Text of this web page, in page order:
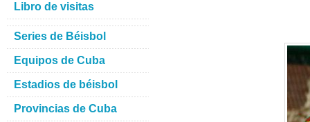
Libro de visitas
Series de Béisbol
Equipos de Cuba
Estadios de béisbol
Provincias de Cuba